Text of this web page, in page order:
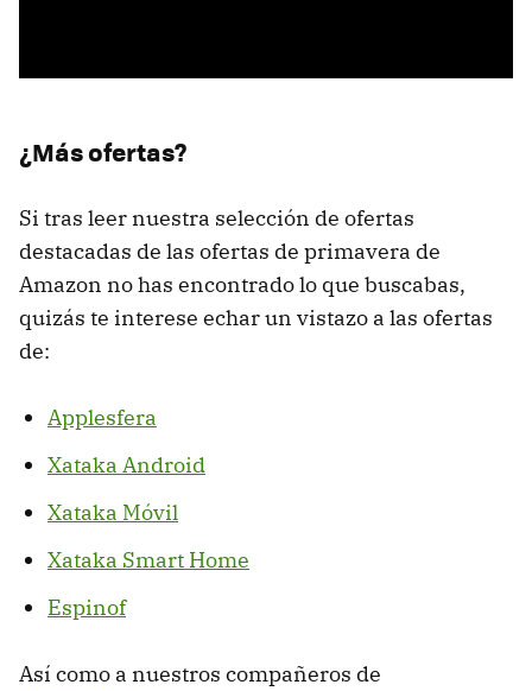
¿Más ofertas?
Si tras leer nuestra selección de ofertas
destacadas de las ofertas de primavera de
Amazon no has encontrado lo que buscabas,
quizás te interese echar un vistazo a las ofertas
de:
Applesfera
Xataka Android
Xataka Móvil
Xataka Smart Home
Espinof
Así como a nuestros compañeros de